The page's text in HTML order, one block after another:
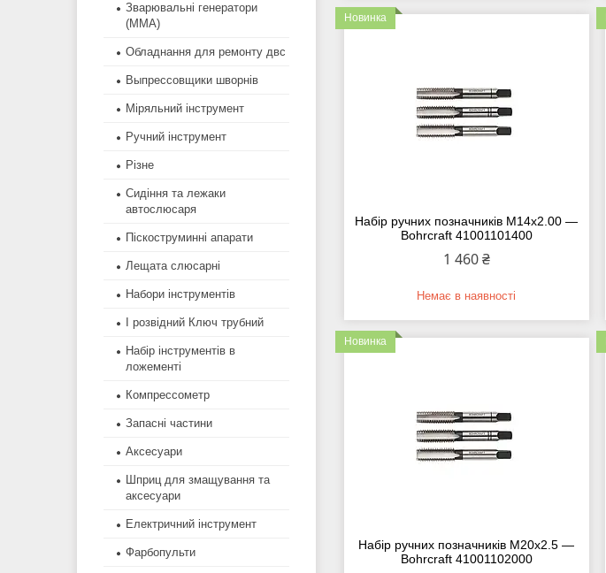
Новинка
Набір ручних позначників M14х2.00 —
Bohrcraft 41001101400
1 460 ₴
Немає в наявності
Новинка
Набір ручних позначників M20х2.5 —
Bohrcraft 41001102000
Зварювальні генератори
(MMA)
Обладнання для ремонту двс
Выпрессовщики шворнів
Міряльний інструмент
Ручний інструмент
Різне
Сидіння та лежаки
автослюсаря
Піскоструминні апарати
Лещата слюсарні
Набори інструментів
І розвідний Ключ трубний
Набір інструментів в
ложементі
Компрессометр
Запасні частини
Аксесуари
Шприц для змащування та
аксесуари
Електричний інструмент
Фарбопульти